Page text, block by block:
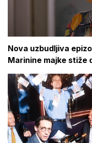
Nova uzbudljiva
Marinine majke stiže